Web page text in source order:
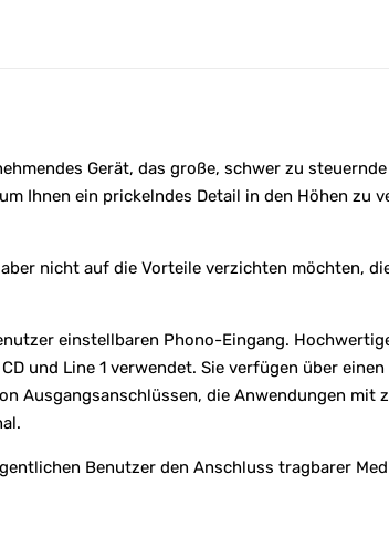
Gerät, das große, schwer zu
Ihnen ein prickelndes Detail in den Höhen zu
nicht auf die Vorteile verzichten möchten,
einstellbaren Phono-Eingang.
und Line 1 verwendet. Sie verfügen über
Ausgangsanschlüssen, die Anwendungen mit
Benutzer den Anschluss tragbarer